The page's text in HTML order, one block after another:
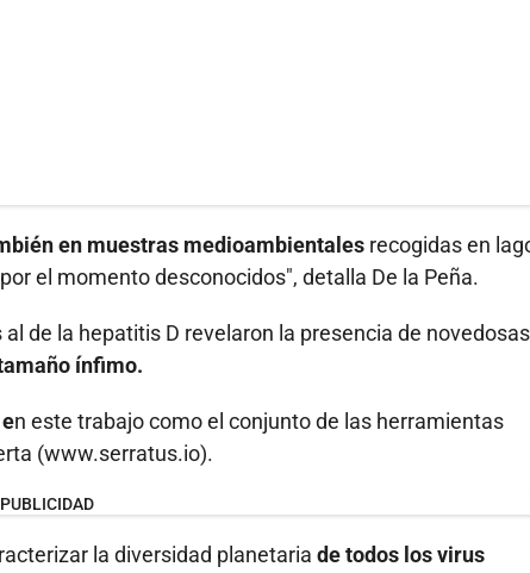
en muestras medioambientales recogidas en
el momento desconocidos", detalla De la Peña.
de la hepatitis D revelaron la presencia de novedosas
ínfimo.
n este trabajo como el conjunto de las herramientas
(www.serratus.io).
PUBLICIDAD
la diversidad planetaria de todos los virus